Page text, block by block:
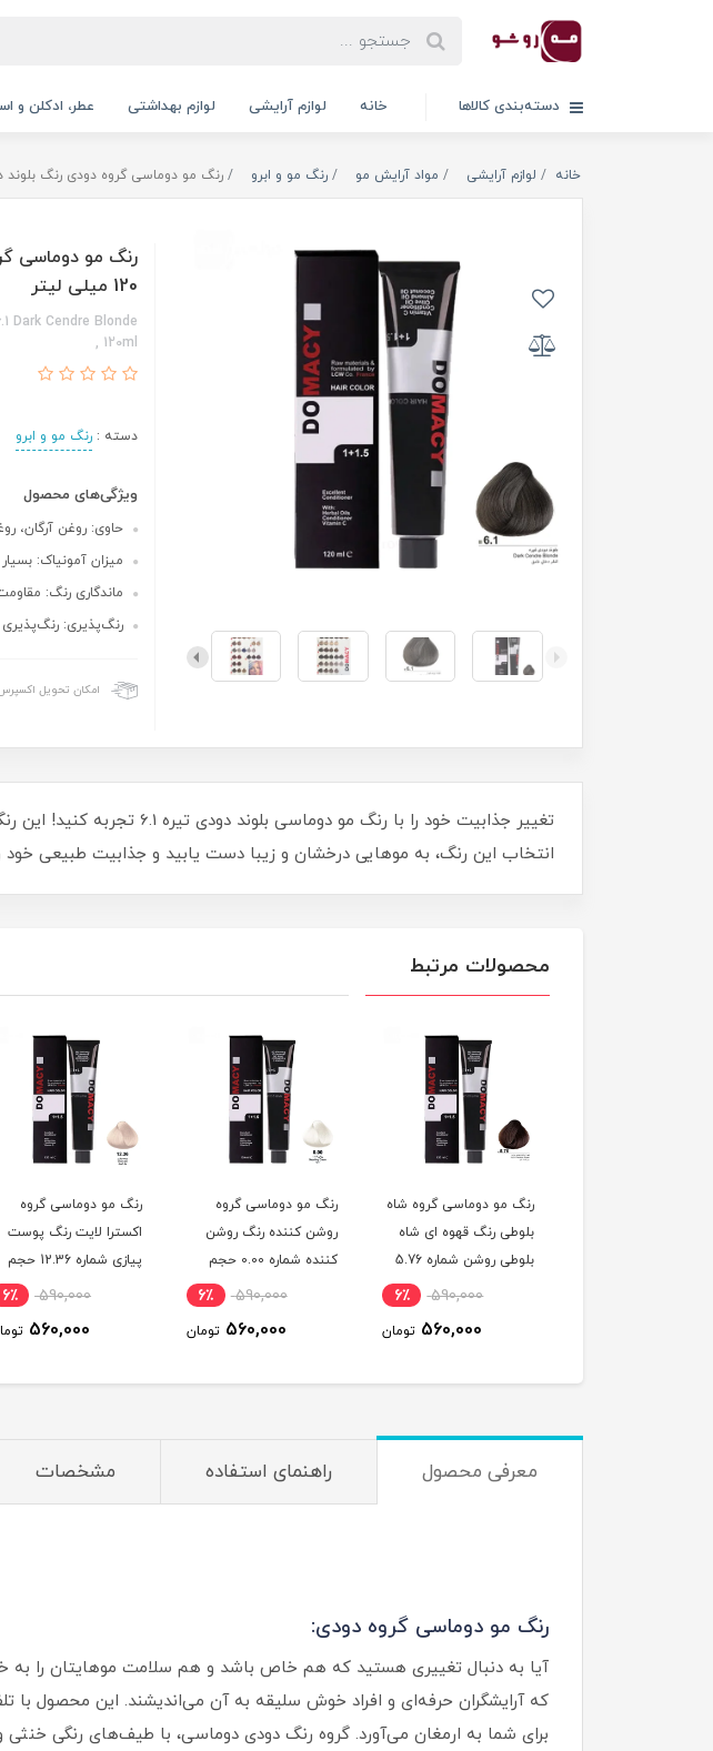
دسته‌بندی کالاها خانه لوازم آرایشی لوازم بهداشتی عطر، ادکلن و
خانه لوازم آرایشی مواد آرایش مو رنگ مو و ابرو رنگ مو دوماسی گروه دودی رنگ بلوند دودی تیره
120 میلی لیتر
Dark Cendre Blonde
, 120ml
دسته :رنگ مو و ابرو
ویژگی‌های محصول
حاوی: روغن آرگان،
میزان آمونیاک:
ماندگاری رنگ:
رنگ‌پذیری:
امکان تحویل
انتخاب این رنگ، به موهایی درخشان و زیبا دست یابید و جذابیت طبیعی
محصولات مرتبط
رنگ مو دوماسی گروه شاه
بلوطی رنگ قهوه ای شاه
بلوطی روشن شماره 5.76
590,000 6٪
560,000 تومان
رنگ مو دوماسی گروه
روشن کننده رنگ روشن
کننده شماره 0.00 حجم
590,000 6٪
560,000 تومان
رنگ مو دوماسی گروه
اکسترا لایت رنگ پوست
پیازی شماره 12.36 حجم
590,000 6٪
560,000
معرفی محصول راهنمای استفاده مشخصات
رنگ مو دوماسی گروه دودی:
که آرایشگران حرفه‌ای و افراد خوش سلیقه به آن می‌اندیشند. این محصول با
برای شما به ارمغان می‌آورد. گروه رنگ دودی دوماسی، با طیف‌های رنگی